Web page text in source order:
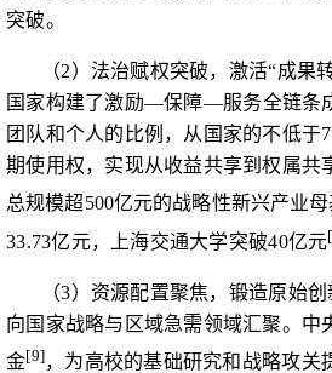
突破。
（2）法治赋权突破，激活“成果
国家构建了激励—保障—服务全链条
团队和个人的比例，从国家的不低于
期使用权，实现从收益共享到权属共
总规模超500亿元的战略性新兴产业
33.73亿元，上海交通大学突破40亿元
（3）资源配置聚焦，锻造原始
向国家战略与区域急需领域汇聚。 中
金[9]，为高校的基础研究和战略攻关